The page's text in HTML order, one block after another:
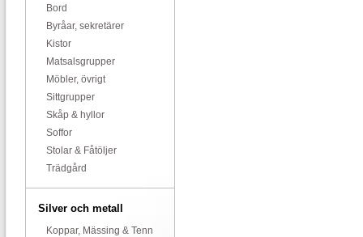
Bord
Byråar, sekretärer
Kistor
Matsalsgrupper
Möbler, övrigt
Sittgrupper
Skåp & hyllor
Soffor
Stolar & Fåtöljer
Trädgård
Silver och metall
Koppar, Mässing & Tenn